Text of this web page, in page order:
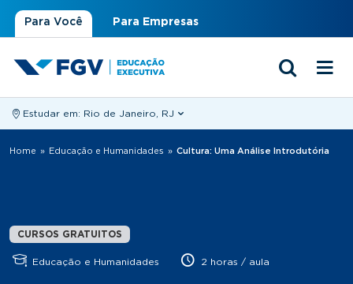
Para Você Para Empresas
Estudar em: Rio de Janeiro, RJ
Você está aqui
Home » Educação e Humanidades » Cultura: Uma Análise Introdutória
CURSOS GRATUITOS
Educação e Humanidades 2 horas / aula